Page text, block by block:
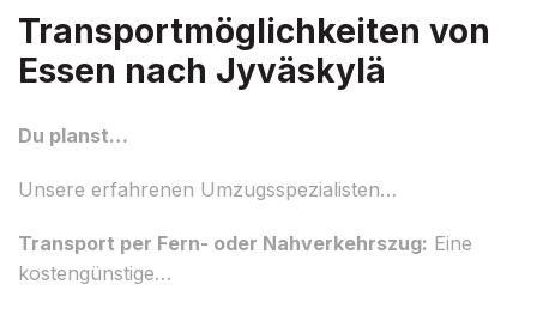
Transportmöglichkeiten von
Essen nach Jyväskylä
Du planst…
Unsere erfahrenen Umzugsspezialisten…
Transport per Fern- oder Nahverkehrszug: Eine
kostengünstige…